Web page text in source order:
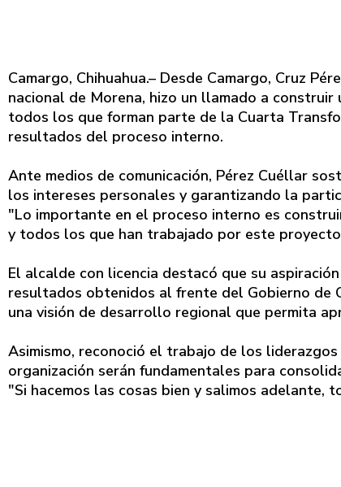
Camargo, Chihuahua.– Desde Camargo, Cruz
nacional de Morena, hizo un llamado a
todos los que forman parte de la Cuarta
resultados del proceso interno.
Ante medios de comunicación, Pérez Cuéllar
los intereses personales y garantizando la
"Lo importante en el proceso interno es
y todos los que han trabajado por este
El alcalde con licencia destacó que su
resultados obtenidos al frente del Gobierno de
una visión de desarrollo regional que permita
Asimismo, reconoció el trabajo de los
organización serán fundamentales para
"Si hacemos las cosas bien y salimos adelante,